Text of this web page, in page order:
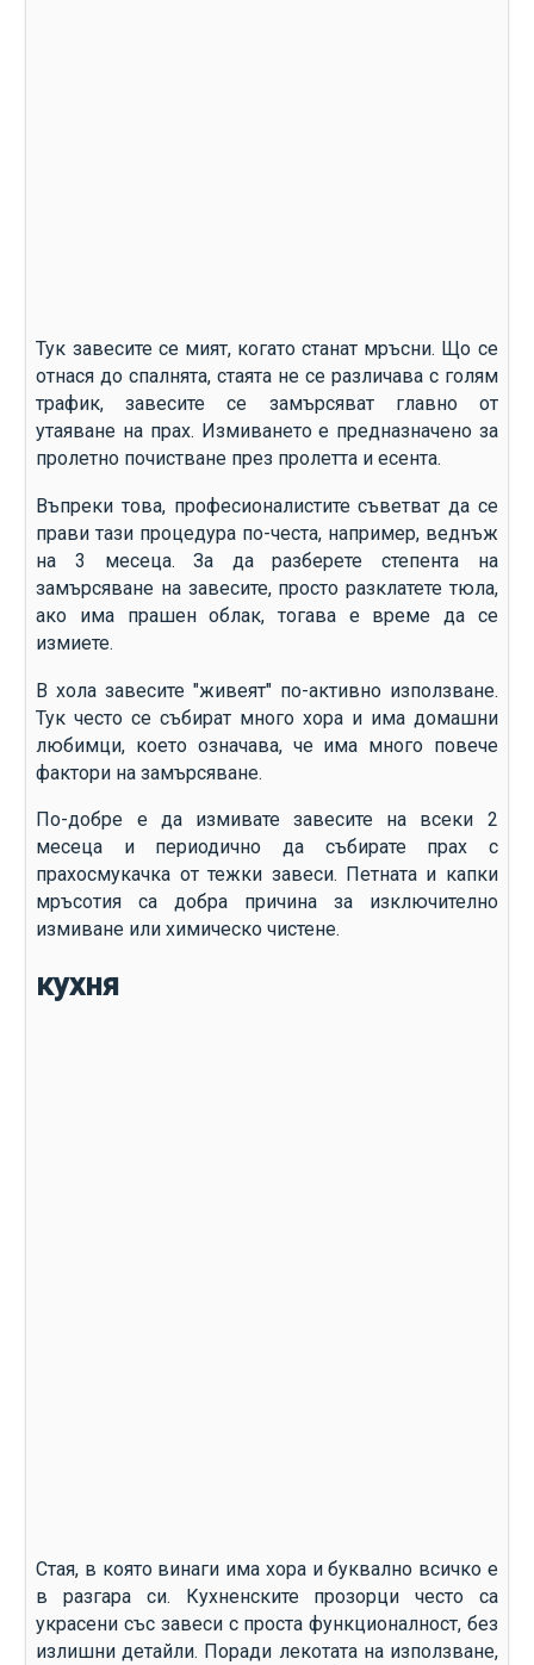
Тук завесите се мият, когато станат мръсни. Що се
отнася до спалнята, стаята не се различава с голям
трафик, завесите се замърсяват главно от
утаяване на прах. Измиването е предназначено за
пролетно почистване през пролетта и есента.
Въпреки това, професионалистите съветват да се
прави тази процедура по-честа, например, веднъж
на 3 месеца. За да разберете степента на
замърсяване на завесите, просто разклатете тюла,
ако има прашен облак, тогава е време да се
измиете.
В хола завесите "живеят" по-активно използване.
Тук често се събират много хора и има домашни
любимци, което означава, че има много повече
фактори на замърсяване.
По-добре е да измивате завесите на всеки 2
месеца и периодично да събирате прах с
прахосмукачка от тежки завеси. Петната и капки
мръсотия са добра причина за изключително
измиване или химическо чистене.
кухня
Стая, в която винаги има хора и буквално всичко е
в разгара си. Кухненските прозорци често са
украсени със завеси с проста функционалност, без
излишни детайли. Поради лекотата на използване,